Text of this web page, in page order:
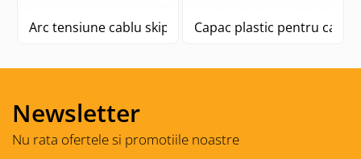
Arc tensiune cablu skip statie CP30Capac plastic pentru
Newsletter
Nu rata ofertele si promotiile noastre